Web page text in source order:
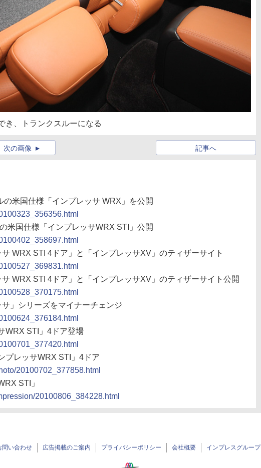
き、トランクスルーになる
記事へ
次の画像
の米国仕様「インプレッサ WRX」を公開
米国仕様「インプレッサWRX STI」公開
WRX STI 4ドア」と「インプレッサXV」のティザーサイト
WRX STI 4ドア」と「インプレッサXV」のティザーサイト公開
」シリーズをマイナーチェンジ
WRX STI」4ドア登場
プレッサWRX STI」4ドア
20100702_377858.html
STI」
20100806_384228.html
問い合わせ 広告掲載のご案内 プライバシーポリシー 会社概要 インプレスグループ